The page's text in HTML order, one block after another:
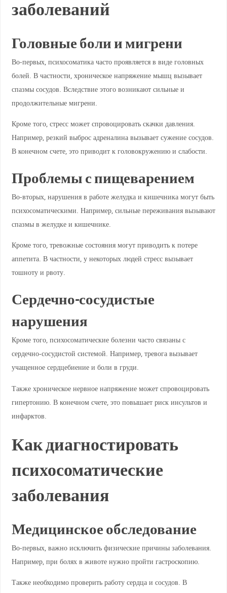
заболеваний
Головные боли и мигрени
Во-первых, психосоматика часто проявляется в виде головных
болей. В частности, хроническое напряжение мышц вызывает
спазмы сосудов. Вследствие этого возникают сильные и
продолжительные мигрени.
Кроме того, стресс может спровоцировать скачки давления.
Например, резкий выброс адреналина вызывает сужение сосудов.
В конечном счете, это приводит к головокружению и слабости.
Проблемы с пищеварением
Во-вторых, нарушения в работе желудка и кишечника могут быть
психосоматическими. Например, сильные переживания вызывают
спазмы в желудке и кишечнике.
Кроме того, тревожные состояния могут приводить к потере
аппетита. В частности, у некоторых людей стресс вызывает
тошноту и рвоту.
Сердечно-сосудистые
нарушения
Кроме того, психосоматические болезни часто связаны с
сердечно-сосудистой системой. Например, тревога вызывает
учащенное сердцебиение и боли в груди.
Также хроническое нервное напряжение может спровоцировать
гипертонию. В конечном счете, это повышает риск инсультов и
инфарктов.
Как диагностировать
психосоматические
заболевания
Медицинское обследование
Во-первых, важно исключить физические причины заболевания.
Например, при болях в животе нужно пройти гастроскопию.
Также необходимо проверить работу сердца и сосудов. В